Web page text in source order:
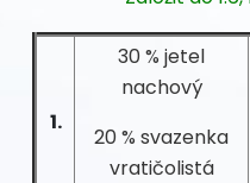
1.
30 % jetel
nachový
20 % svazenka
vratičolistá